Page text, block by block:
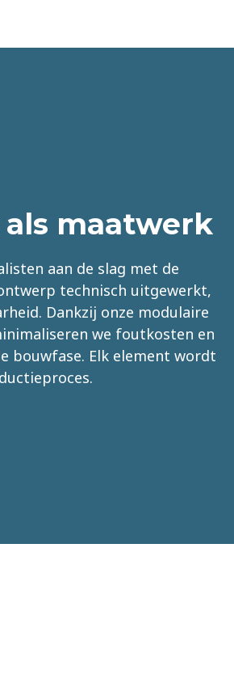
maatwerk
aan de slag met de
technisch uitgewerkt,
Dankzij onze modulaire
we foutkosten en
bouwfase. Elk element wordt